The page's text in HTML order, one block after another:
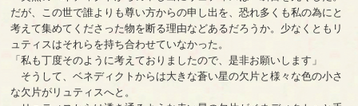
だが、この世で誰よりも尊い方からの申し出を、恐れ多くも私の為にと
考えて集めてくださった物を断る理由などあるだろうか。少なくともリ
ュティスはそれらを持ち合わせていなかった。
「私も丁度そのように考えておりましたので、是非お願いします」
そうして、ベネディクトからは大きな蒼い星の欠片と様々な色の小さ
な欠片がリュティスへと。